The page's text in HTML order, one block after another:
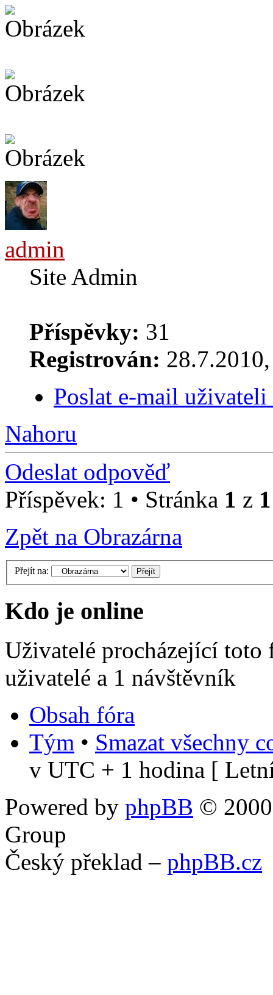
admin
Site Admin
Příspěvky: 31
Registrován:
Poslat e-mail
Nahoru
Odeslat odpověď
Příspěvek: 1 • Stránka 1 z 1
Zpět na Obrazárna
Přejít na:
Kdo je online
Uživatelé procházející
uživatelé a 1 návštěvník
Obsah fóra
Tým • Smazat všechny
v UTC + 1 hodina [
Powered by phpBB ©
Group
Český překlad – phpBB.cz